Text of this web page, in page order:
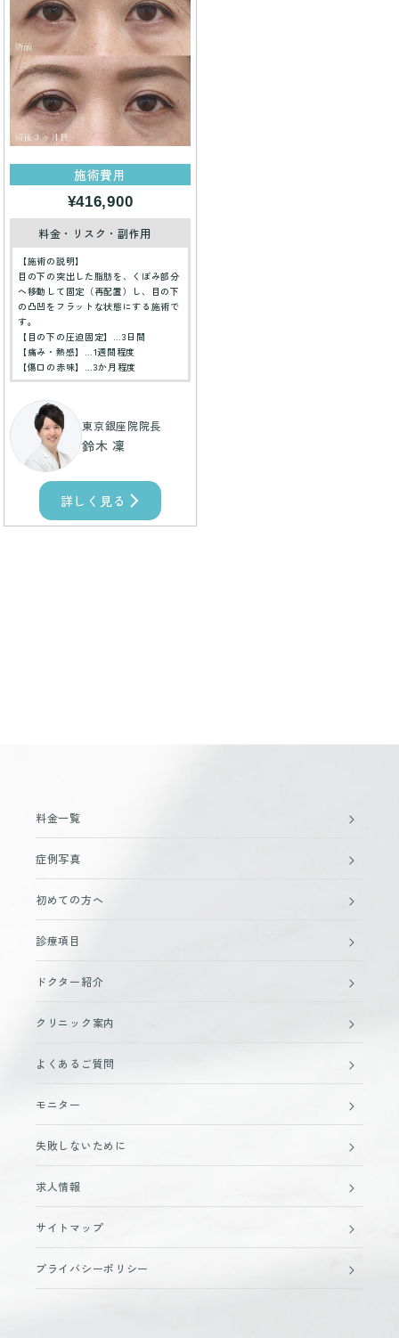
施術費用
¥416,900
料金・リスク・副作用
【施術の説明】
目の下の突出した脂肪を、くぼみ部分
へ移動して固定（再配置）し、目の下
の凸凹をフラットな状態にする施術で
す。
【目の下の圧迫固定】…3日間
【痛み・熱感】…1週間程度
【傷口の赤味】…3か月程度
東京銀座院院長
鈴木 凜
詳しく見る
料金一覧
症例写真
初めての方へ
診療項目
ドクター紹介
クリニック案内
よくあるご質問
モニター
失敗しないために
求人情報
サイトマップ
プライバシーポリシー